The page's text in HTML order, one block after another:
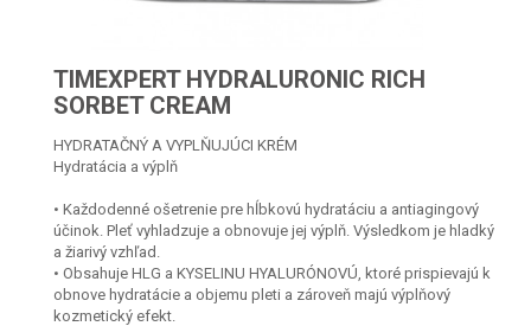
TIMEXPERT HYDRALURONIC RICH
SORBET CREAM
HYDRATAČNÝ A VYPLŇUJÚCI KRÉM
Hydratácia a výplň
• Každodenné ošetrenie pre hĺbkovú hydratáciu a antiagingový
účinok. Pleť vyhladzuje a obnovuje jej výplň. Výsledkom je hladký
a žiarivý vzhľad.
• Obsahuje HLG a KYSELINU HYALURÓNOVÚ, ktoré prispievajú k
obnove hydratácie a objemu pleti a zároveň majú výplňový
kozmetický efekt.